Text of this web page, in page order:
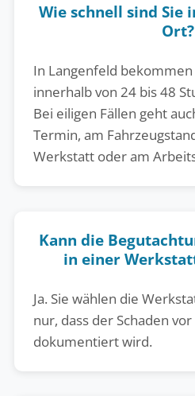
Wie schnell sind Sie
Ort?
In Langenfeld bekommen
innerhalb von 24 bis 48
Bei eiligen Fällen geht
Termin, am
Werkstatt oder am
Kann die
in einer
Ja. Sie wählen die
nur, dass der Schaden
dokumentiert wird.